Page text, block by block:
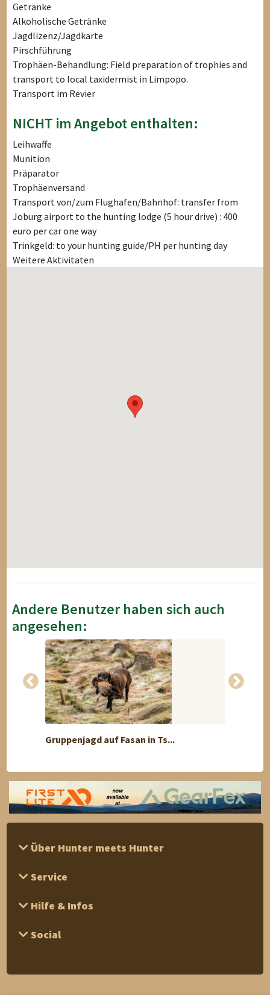
Getränke
Alkoholische Getränke
Jagdlizenz/Jagdkarte
Pirschführung
Trophäen-Behandlung: Field preparation of trophies and
transport to local taxidermist in Limpopo.
Transport im Revier
NICHT im Angebot enthalten:
Leihwaffe
Munition
Präparator
Trophäenversand
Transport von/zum Flughafen/Bahnhof: transfer from
Joburg airport to the hunting lodge (5 hour drive) : 400
euro per car one way
Trinkgeld: to your hunting guide/PH per hunting day
Weitere Aktivitaten
Andere Benutzer haben sich auch
angesehen:
Gruppenjagd auf Fasan in Ts...
Über Hunter meets Hunter
Service
Hilfe & Infos
Social